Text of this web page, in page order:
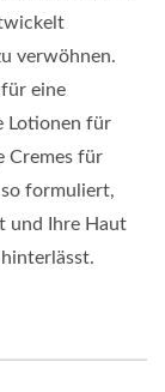
verwöhnen.
eine
Lotionen für
Cremes für
formuliert,
und Ihre Haut